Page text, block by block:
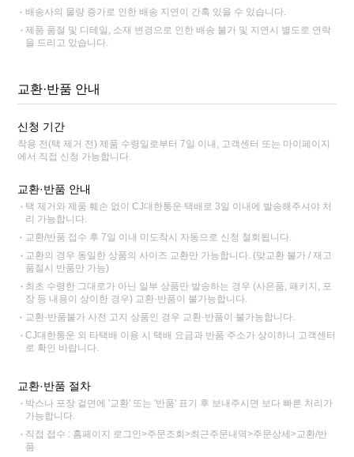
배송사의 물량 증가로 인한 배송 지연이 간혹 있을 수 있습니다.
제품 품절 및 디테일, 소재 변경으로 인한 배송 불가 및 지연시 별도로 연락
을 드리고 있습니다.
교환·반품 안내
신청 기간
착용 전(택 제거 전) 제품 수령일로부터 7일 이내, 고객센터 또는 마이페이지
에서 직접 신청 가능합니다.
교환·반품 안내
택 제거와 제품 훼손 없이 CJ대한통운 택배로 3일 이내에 발송해주셔야 처
리 가능합니다.
교환/반품 접수 후 7일 이내 미도착시 자동으로 신청 철회됩니다.
교환의 경우 동일한 상품의 사이즈 교환만 가능합니다. (맞교환 불가 / 재고
품절시 반품만 가능)
최초 수령한 그대로가 아닌 일부 상품만 발송하는 경우 (사은품, 패키지, 포
장 등 내용이 상이한 경우) 교환·반품이 불가능합니다.
교환·반품불가 사전 고지 상품인 경우 교환·반품이 불가능합니다.
CJ대한통운 외 타택배 이용 시 택배 요금과 반품 주소가 상이하니 고객센터
로 확인 바랍니다.
교환·반품 절차
박스나 포장 겉면에 '교환' 또는 '반품' 표기 후 보내주시면 보다 빠른 처리가
가능합니다.
직접 접수 : 홈페이지 로그인>주문조회>최근주문내역>주문상세>교환/반
품